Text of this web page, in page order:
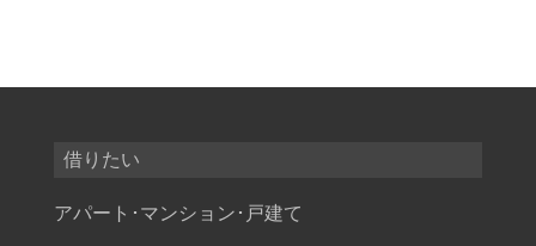
借りたい
アパート･マンション･戸建て